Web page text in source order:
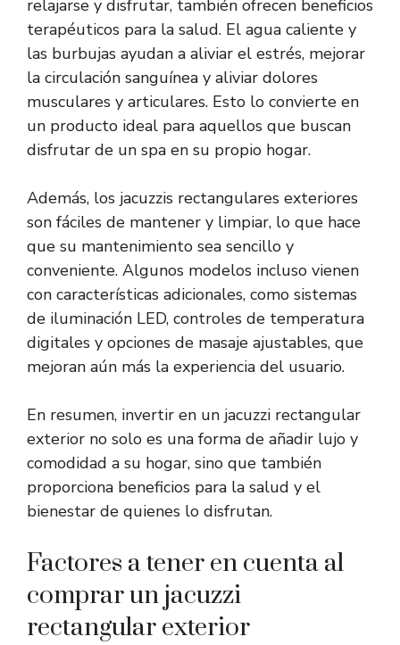
relajarse y disfrutar, también ofrecen beneficios
terapéuticos para la salud. El agua caliente y
las burbujas ayudan a aliviar el estrés, mejorar
la circulación sanguínea y aliviar dolores
musculares y articulares. Esto lo convierte en
un producto ideal para aquellos que buscan
disfrutar de un spa en su propio hogar.
Además, los jacuzzis rectangulares exteriores
son fáciles de mantener y limpiar, lo que hace
que su mantenimiento sea sencillo y
conveniente. Algunos modelos incluso vienen
con características adicionales, como sistemas
de iluminación LED, controles de temperatura
digitales y opciones de masaje ajustables, que
mejoran aún más la experiencia del usuario.
En resumen, invertir en un jacuzzi rectangular
exterior no solo es una forma de añadir lujo y
comodidad a su hogar, sino que también
proporciona beneficios para la salud y el
bienestar de quienes lo disfrutan.
Factores a tener en cuenta al
comprar un jacuzzi
rectangular exterior